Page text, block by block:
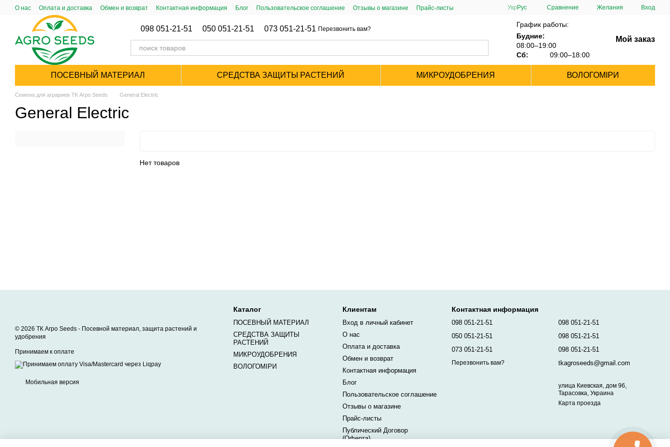
Перейти к основному контенту
О нас Оплата и доставка Обмен и возврат Контактная информация Блог Пользовательское соглашение Отзывы о магазине
Прайс-листы
Публический Договор (Оферта)
Укр Рус Сравнение Желания Вход
098 051-21-51 050 051-21-51 073 051-21-51 Перезвонить вам?
График работы:
Будние:
08:00–19:00
Сб:
09:00–18:00
Мой заказ
ПОСЕВНЫЙ МАТЕРИАЛ СРЕДСТВА ЗАЩИТЫ РАСТЕНИЙ МИКРОУДОБРЕНИЯ ВОЛОГОМІРИ
Семена для аграриев ТК Агро Seeds General Electric
General Electric
Нет товаров
© 2026 ТК Агро Seeds - Посевной материал, защита растений и
удобрения
Принимаем к оплате
Мобильная версия
Каталог
ПОСЕВНЫЙ МАТЕРИАЛ
СРЕДСТВА ЗАЩИТЫ
РАСТЕНИЙ
МИКРОУДОБРЕНИЯ
ВОЛОГОМІРИ
Клиентам
Вход в личный кабинет
О нас
Оплата и доставка
Обмен и возврат
Контактная информация
Блог
Пользовательское соглашение
Отзывы о магазине
Прайс-листы
Публический Договор
(Оферта)
Контактная информация
098 051-21-51
050 051-21-51
073 051-21-51
Перезвонить вам?
098 051-21-51
098 051-21-51
098 051-21-51
tkagroseeds@gmail.com
улица Киевская, дом 96,
Тарасовка, Украина
Карта проезда